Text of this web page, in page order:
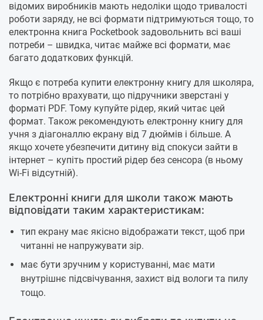
відомих виробників мають недоліки щодо тривалості
роботи заряду, не всі формати підтримуються тощо, то
електронна книга Pocketbook задовольнить всі ваші
потреби – швидка, читає майже всі формати, має
багато додаткових функцій.
Якщо є потреба купити електронну книгу для школяра,
то потрібно врахувати, що підручники зверстані у
форматі PDF. Тому купуйте рідер, який читає цей
формат. Також рекомендують електронну книгу для
учня з діагоналлю екрану від 7 дюймів і більше. А
якщо хочете убезпечити дитину від спокуси зайти в
інтернет – купіть простий рідер без сенсора (в ньому
Wi-Fi відсутній).
Електронні книги для школи також мають
відповідати таким характеристикам:
тип екрану має якісно відображати текст, щоб при
читанні не напружувати зір.
має бути зручним у користуванні, має мати
внутрішнє підсвічування, захист від вологи та пилу
тощо.